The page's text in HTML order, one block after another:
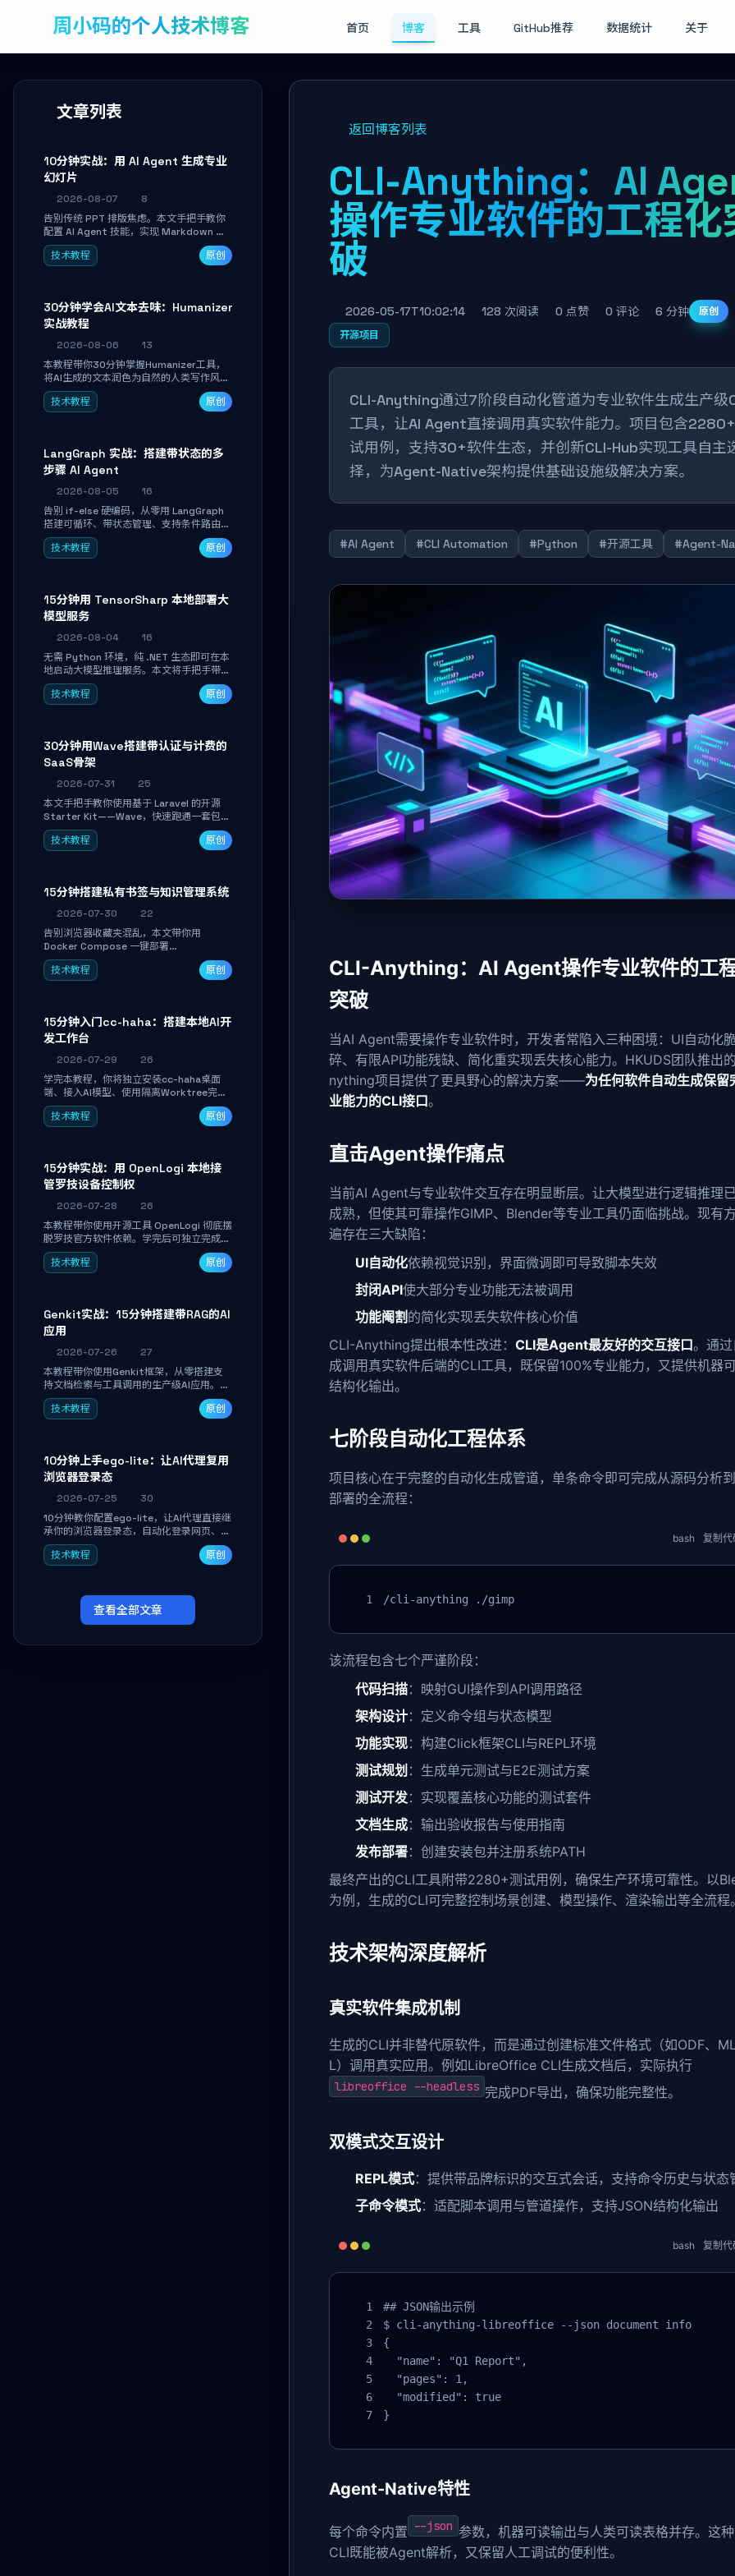
周小码的个人技术博客 首页 博客 工具 GitHub推荐 数据统计 关于
文章列表
10分钟实战：用 AI Agent 生成专业
幻灯片
2026-08-07
8
告别传统 PPT 排版焦虑。本文手把手教你
配置 AI Agent 技能，实现 Markdown 内
容自动转为带高级排版、AI 配图与 WebGL
运行时的 HTML 幻灯片。只需专注内容，
技术教程 原创
30分钟学会AI文本去味：Humanizer
实战教程
2026-08-06
13
本教程带你30分钟掌握Humanizer工具，
将AI生成的文本润色为自然的人类写作风
格。通过安装配置、实战示例和语音校准，
让你的内容告别AI痕迹，匹配个人写作习
技术教程 原创
LangGraph 实战：搭建带状态的多
步骤 AI Agent
2026-08-05
16
告别 if-else 硬编码，从零用 LangGraph
搭建可循环、带状态管理、支持条件路由的
多步骤 AI 代理。学完能独立编写包含自动
决策、工具调用和持久化状态的复杂工作
技术教程 原创
15分钟用 TensorSharp 本地部署大
模型服务
2026-08-04
16
无需 Python 环境，纯 .NET 生态即可在本
地启动大模型推理服务。本文将手把手带你
下载模型、配置 GPU 加速、启动 OpenAI
兼容 API，并在 C# 业务代码中无缝调用。
技术教程 原创
30分钟用Wave搭建带认证与计费的
SaaS骨架
2026-07-31
25
本文手把手教你使用基于 Laravel 的开源
Starter Kit——Wave，快速跑通一套包含
用户认证、订阅计费、角色权限和后台管理
的完整 SaaS 骨架。附带 Stripe 测试支付
技术教程 原创
15分钟搭建私有书签与知识管理系统
2026-07-30
22
告别浏览器收藏夹混乱，本文带你用
Docker Compose 一键部署
Linkwarden。15 分钟完成私有书签系统搭
建，掌握网页快照归档、高亮批注、分类管
技术教程 原创
15分钟入门cc-haha：搭建本地AI开
发工作台
2026-07-29
26
学完本教程，你将独立安装cc-haha桌面
端、接入AI模型、使用隔离Worktree完成
真实开发任务，并通过Diff审阅面板安全落
地AI代码改写。告别终端黑盒操作，让AI在
技术教程 原创
15分钟实战：用 OpenLogi 本地接
管罗技设备控制权
2026-07-28
26
本教程带你使用开源工具 OpenLogi 彻底摆
脱罗技官方软件依赖。学完后可独立完成设
备识别、按键重映射、DPI曲线配置与
SmartShift调节，实现完全离线控制，保
技术教程 原创
Genkit实战：15分钟搭建带RAG的AI
应用
2026-07-26
27
本教程带你使用Genkit框架，从零搭建支
持文档检索与工具调用的生产级AI应用。通
过环境配置、核心代码编写与调试避坑指
南，学完即可掌握多模型切换、RAG管道构
技术教程 原创
10分钟上手ego-lite：让AI代理复用
浏览器登录态
2026-07-25
30
10分钟教你配置ego-lite，让AI代理直接继
承你的浏览器登录态，自动化登录网页、抓
取数据，无需分享密码，多任务并行不干扰
日常使用。
技术教程 原创
查看全部文章
返回博客列表
CLI-Anything：AI
操作专业软件的工程化
破
2026-05-17T10:02:14 128 次阅读 0 点赞 0 评论 6 分钟
原创
开源项目
CLI-Anything通过7阶段自动化管道为专业软件生成生产级
工具，让AI Agent直接调用真实软件能力。项目包含
试用例，支持30+软件生态，并创新CLI-Hub实现工具自主
择，为Agent-Native架构提供基础设施级解决方案。
#AI Agent #CLI Automation #Python #开源工具 #Agent-
CLI-Anything：AI Agent操作专业软件的工
突破
当AI Agent需要操作专业软件时，开发者常陷入三种困境：UI自动化
碎、有限API功能残缺、简化重实现丢失核心能力。HKUDS团队推出
nything项目提供了更具野心的解决方案——为任何软件自动生成保留
业能力的CLI接口。
直击Agent操作痛点
当前AI Agent与专业软件交互存在明显断层。让大模型进行逻辑推理
成熟，但使其可靠操作GIMP、Blender等专业工具仍面临挑战。现有
遍存在三大缺陷：
UI自动化依赖视觉识别，界面微调即可导致脚本失效
封闭API使大部分专业功能无法被调用
功能阉割 的简化实现丢失软件核心价值
CLI-Anything提出根本性改进： CLI是Agent最友好的交互接口。通
成调用真实软件后端的CLI工具，既保留100%专业能力，又提供机器
结构化输出。
七阶段自动化工程体系
项目核心在于完整的自动化生成管道，单条命令即可完成从源码分析
部署的全流程：
bash 复制代
/cli-anything ./gimp
该流程包含七个严谨阶段：
代码扫描：映射GUI操作到API调用路径
架构设计：定义命令组与状态模型
功能实现：构建Click框架CLI与REPL环境
测试规划 ：生成单元测试与E2E测试方案
测试开发：实现覆盖核心功能的测试套件
文档生成：输出验收报告与使用指南
发布部署：创建安装包并注册系统PATH
最终产出的CLI工具附带2280+测试用例，确保生产环境可靠性。以
为例，生成的CLI可完整控制场景创建、模型操作、渲染输出等全流程。
技术架构深度解析
真实软件集成机制
生成的CLI并非替代原软件，而是通过创建标准文件格式（如ODF、
L）调用真实应用。例如LibreOffice CLI生成文档后，实际执行
libreoffice --headless 完成PDF导出，确保功能完整性。
双模式交互设计
REPL模式：提供带品牌标识的交互式会话，支持命令历史与状态
子命令模式：适配脚本调用与管道操作，支持JSON结构化输出
bash 复制代
## JSON输出示例
$ cli-anything-libreoffice --json document info
{
  "name": "Q1 Report",
  "pages": 1,
  "modified": true
}
Agent-Native特性
每个命令内置 --json 参数，机器可读输出与人类可读表格并存。这
CLI既能被Agent解析，又保留人工调试的便利性。